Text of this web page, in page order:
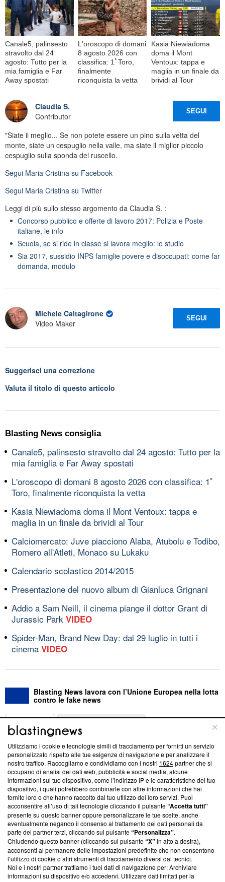
Canale5, palinsesto
stravolto dal 24
agosto: Tutto per la
mia famiglia e Far
Away spostati
L'oroscopo di domani
8 agosto 2026 con
classifica: 1ﾟToro,
finalmente
riconquista la vetta
Kasia Niewiadoma
doma il Mont
Ventoux: tappa e
maglia in un finale da
brividi al Tour
Claudia S.
Contributor
SEGUI
"Siate il meglio... Se non potete essere un pino sulla vetta del
monte, siate un cespuglio nella valle, ma siate il miglior piccolo
cespuglio sulla sponda del ruscello.
Segui Maria Cristina su Facebook
Segui Maria Cristina su Twitter
Leggi di più sullo stesso argomento da Claudia S. :
Concorso pubblico e offerte di lavoro 2017: Polizia e Poste
italiane, le info
Scuola, se si ride in classe si lavora meglio: lo studio
Sia 2017, sussidio INPS famiglie povere e disoccupati: come far
domanda, modulo
Michele Caltagirone
Video Maker
SEGUI
Suggerisci una correzione
Valuta il titolo di questo articolo
Blasting News consiglia
Canale5, palinsesto stravolto dal 24 agosto: Tutto per la
mia famiglia e Far Away spostati
L'oroscopo di domani 8 agosto 2026 con classifica: 1ﾟ
Toro, finalmente riconquista la vetta
Kasia Niewiadoma doma il Mont Ventoux: tappa e
maglia in un finale da brividi al Tour
Calciomercato: Juve piacciono Alaba, Atubolu e Todibo,
Romero all'Atleti, Monaco su Lukaku
Calendario scolastico 2014/2015
Presentazione del nuovo album di Gianluca Grignani
Addio a Sam Neill, il cinema piange il dottor Grant di
Jurassic Park VIDEO
Spider-Man, Brand New Day: dal 29 luglio in tutti i
cinema VIDEO
Blasting News lavora con l’Unione Europea nella lotta
contro le fake news
ABOUT
Questa sezione offre informazioni trasparenti su Blasting
News, sui nostri processi editoriali e su come ci impegniamo a
creare news di qualità. Inoltre, afferma la nostra aderenza a
‘Trust Project - News with Integrity’Blasting News non è
ancora membro del programma, ma ha richiesto di farne
parte; Trust Project non ha ancora effettuato una verifica di
conformità agli standard.
Su di noi
Team editoriale
Corporate
Utilizziamo i cookie e tecnologie simili di tracciamento per fornirti un servizio
personalizzato rispetto alle tue esigenze di navigazione e per analizzare il
nostro traffico. Raccogliamo e condividiamo con i nostri 1624partner che si
occupano di analisi dei dati web, pubblicità e social media, alcune
informazioni sul tuo dispositivo, come l’indirizzo IP e le caratteristiche del tuo
dispositivo, i quali potrebbero combinarle con altre informazioni che hai
fornito loro o che hanno raccolto dal tuo utilizzo dei loro servizi. Puoi
acconsentire all’uso di tali tecnologie cliccando il pulsante“Accetta tutti”
presente su questo banner oppure personalizzare le tue scelte, anche
eventualmente negando il consenso al trattamento dei dati personali da
parte dei partner terzi, cliccando sul pulsante“Personalizza”.
Chiudendo questo banner (cliccando sul pulsante“X”in alto a destra),
acconsenti al permanere delle impostazioni predefinite che non consentono
l’utilizzo di cookie o altri strumenti di tracciamento diversi dai tecnici.
Noi e i nostri partner trattiamo i tuoi dati di navigazione per: Archiviare
informazioni su dispositivo e/o accedervi. Utilizzare dati limitati per la